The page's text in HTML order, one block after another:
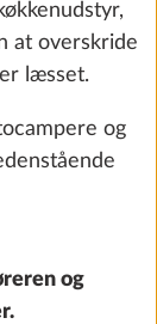
25,0 kg
at overskride
læsset.
og
og